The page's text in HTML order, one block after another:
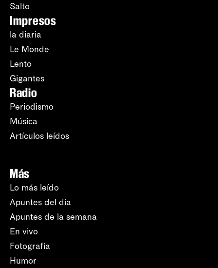
Salto
Impresos
la diaria
Le Monde
Lento
Gigantes
Radio
Periodismo
Música
Artículos leídos
Más
Lo más leído
Apuntes del día
Apuntes de la semana
En vivo
Fotografía
Humor